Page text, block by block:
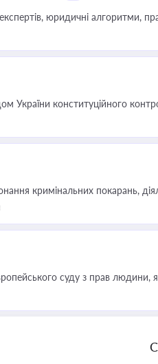
юридичні алгоритми,
України конституційного
кримінальних покарань,
суду з прав людини,